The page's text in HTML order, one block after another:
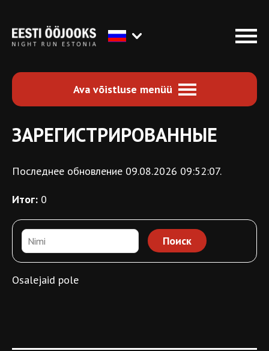
Ava võistluse menüü
ЗАРЕГИСТРИРОВАННЫЕ
Последнее обновление 09.08.2026 09:52:07.
Итог: 0
Osalejaid pole